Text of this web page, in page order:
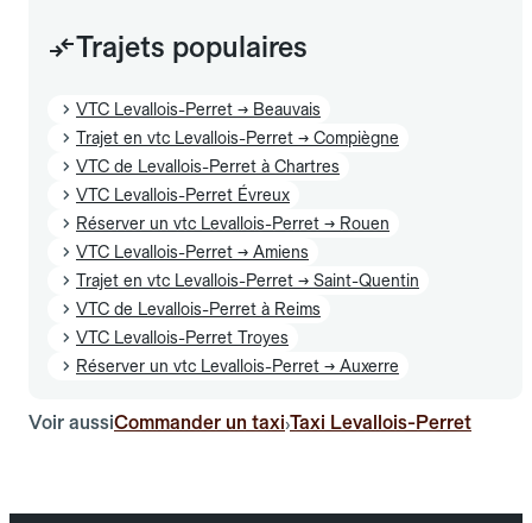
Trajets populaires
VTC Levallois-Perret → Beauvais
Trajet en vtc Levallois-Perret → Compiègne
VTC de Levallois-Perret à Chartres
VTC Levallois-Perret Évreux
Réserver un vtc Levallois-Perret → Rouen
VTC Levallois-Perret → Amiens
Trajet en vtc Levallois-Perret → Saint-Quentin
VTC de Levallois-Perret à Reims
VTC Levallois-Perret Troyes
Réserver un vtc Levallois-Perret → Auxerre
Voir aussiCommander un taxi›Taxi Levallois-Perret